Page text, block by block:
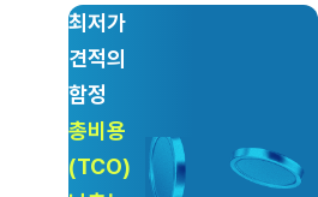
최저가
견적의
함정
총비용
(TCO)